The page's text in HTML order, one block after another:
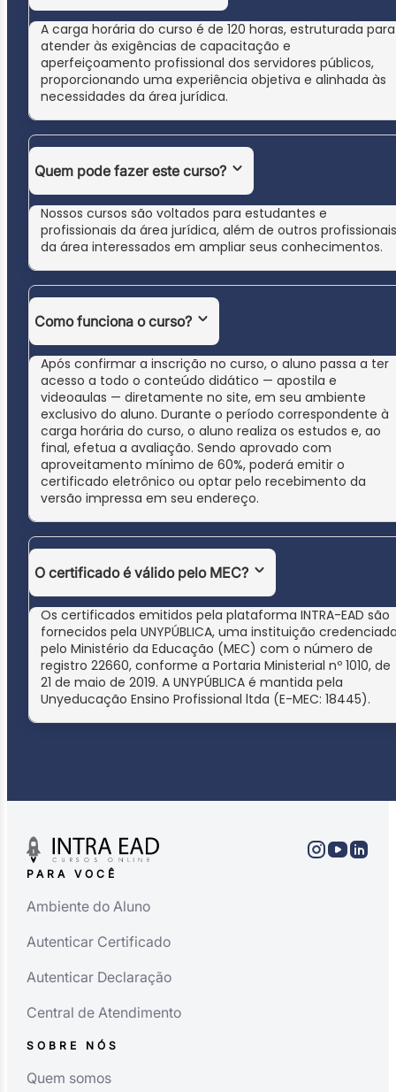
A carga horária do curso é de 120 horas, estruturada para
atender às exigências de capacitação e
aperfeiçoamento profissional dos servidores públicos,
proporcionando uma experiência objetiva e alinhada às
necessidades da área jurídica.
Quem pode fazer este curso?
Nossos cursos são voltados para estudantes e
profissionais da área jurídica, além de outros profissionais
da área interessados em ampliar seus conhecimentos.
Como funciona o curso?
Após confirmar a inscrição no curso, o aluno passa a ter
acesso a todo o conteúdo didático — apostila e
videoaulas — diretamente no site, em seu ambiente
exclusivo do aluno. Durante o período correspondente à
carga horária do curso, o aluno realiza os estudos e, ao
final, efetua a avaliação. Sendo aprovado com
aproveitamento mínimo de 60%, poderá emitir o
certificado eletrônico ou optar pelo recebimento da
versão impressa em seu endereço.
O certificado é válido pelo MEC?
Os certificados emitidos pela plataforma INTRA-EAD são
fornecidos pela UNYPÚBLICA, uma instituição
pelo Ministério da Educação (MEC) com o número de
registro 22660, conforme a Portaria Ministerial nº 1010, de
21 de maio de 2019. A UNYPÚBLICA é mantida pela
Unyeducação Ensino Profissional ltda (E-MEC: 18445).
PARA VOCÊ
Ambiente do Aluno
Autenticar Certificado
Autenticar Declaração
Central de Atendimento
SOBRE NÓS
Quem somos